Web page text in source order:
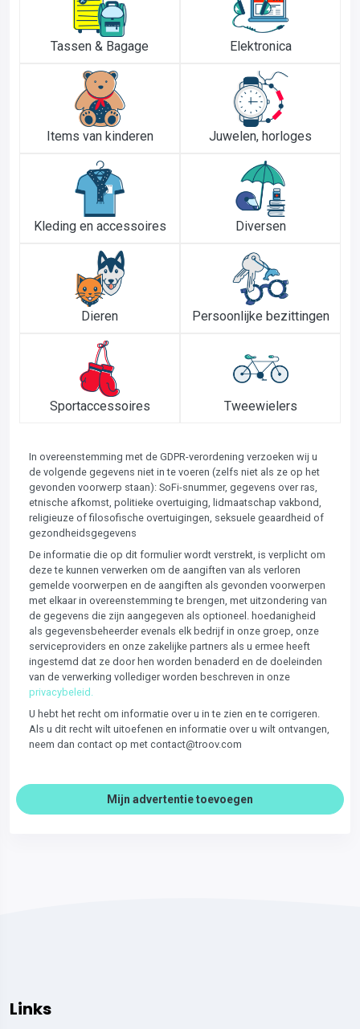
Tassen & Bagage Elektronica
Items van kinderen Juwelen, horloges
Kleding en accessoires Diversen
Dieren Persoonlijke bezittingen
Sportaccessoires Tweewielers
In overeenstemming met de GDPR-verordening verzoeken wij u
de volgende gegevens niet in te voeren (zelfs niet als ze op het
gevonden voorwerp staan): SoFi-snummer, gegevens over ras,
etnische afkomst, politieke overtuiging, lidmaatschap vakbond,
religieuze of filosofische overtuigingen, seksuele geaardheid of
gezondheidsgegevens
De informatie die op dit formulier wordt verstrekt, is verplicht om
deze te kunnen verwerken om de aangiften van als verloren
gemelde voorwerpen en de aangiften als gevonden voorwerpen
met elkaar in overeenstemming te brengen, met uitzondering van
de gegevens die zijn aangegeven als optioneel. hoedanigheid
als gegevensbeheerder evenals elk bedrijf in onze groep, onze
serviceproviders en onze zakelijke partners als u ermee heeft
ingestemd dat ze door hen worden benaderd en de doeleinden
van de verwerking vollediger worden beschreven in onze
privacybeleid.
U hebt het recht om informatie over u in te zien en te corrigeren.
Als u dit recht wilt uitoefenen en informatie over u wilt ontvangen,
neem dan contact op met contact@troov.com
Mijn advertentie toevoegen
Links